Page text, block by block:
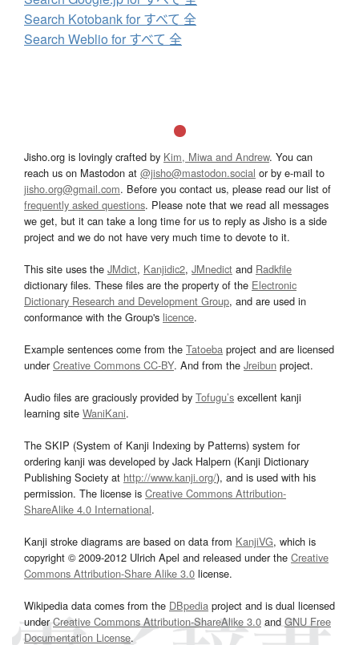
Search Kotobank for すべて 全
Search Weblio for すべて 全
Jisho.org is lovingly crafted by Kim, Miwa and Andrew. You can
reach us on Mastodon at @jisho@mastodon.social or by e-mail to
jisho.org@gmail.com. Before you contact us, please read our list of
frequently asked questions. Please note that we read all messages
we get, but it can take a long time for us to reply as Jisho is a side
project and we do not have very much time to devote to it.
This site uses the JMdict, Kanjidic2, JMnedict and Radkfile
dictionary files. These files are the property of the Electronic
Dictionary Research and Development Group, and are used in
conformance with the Group's licence.
Example sentences come from the Tatoeba project and are licensed
underCreative Commons CC-BY. And from the Jreibun project.
Audio files are graciously provided by Tofugu’s excellent kanji
learning site WaniKani.
The SKIP (System of Kanji Indexing by Patterns) system for
ordering kanji was developed by Jack Halpern (Kanji Dictionary
Publishing Society at http://www.kanji.org/), and is used with his
permission. The license is Creative Commons Attribution-
ShareAlike 4.0 International.
Kanji stroke diagrams are based on data from KanjiVG, which is
copyright © 2009-2012 Ulrich Apel and released under the Creative
Commons Attribution-Share Alike 3.0 license.
Wikipedia data comes from the DBpedia project and is dual licensed
underCreative Commons Attribution-ShareAlike 3.0and GNU Free
Documentation License.